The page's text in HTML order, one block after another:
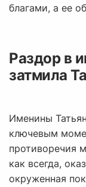
благами, а ее
Раздор в
затмила
Именины
ключевым
противоречия
как всегда,
окруженная